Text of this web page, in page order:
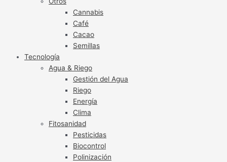
Cannabis
Café
Cacao
Semillas
Tecnología
Agua & Riego
Gestión del Agua
Riego
Energía
Clima
Fitosanidad
Pesticidas
Biocontrol
Polinización